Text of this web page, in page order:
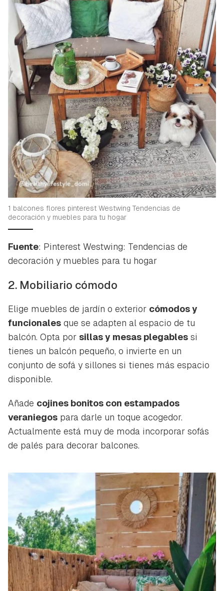
1 balcones flores pinterest Westwing Tendencias de
decoración y muebles para tu hogar
Fuente: Pinterest Westwing: Tendencias de
decoración y muebles para tu hogar
2. Mobiliario cómodo
Elige muebles de jardín o exterior cómodos y
funcionales que se adapten al espacio de tu
balcón. Opta por sillas y mesas plegables si
tienes un balcón pequeño, o invierte en un
conjunto de sofá y sillones si tienes más espacio
disponible.
Añade cojines bonitos con estampados
veraniegos para darle un toque acogedor.
Actualmente está muy de moda incorporar sofás
de palés para decorar balcones.